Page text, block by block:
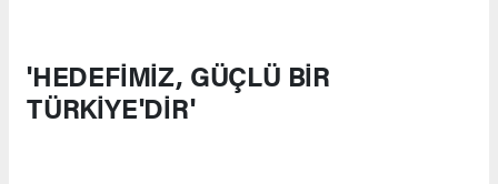
'HEDEFİMİZ, GÜÇLÜ BİR
TÜRKİYE'DİR'